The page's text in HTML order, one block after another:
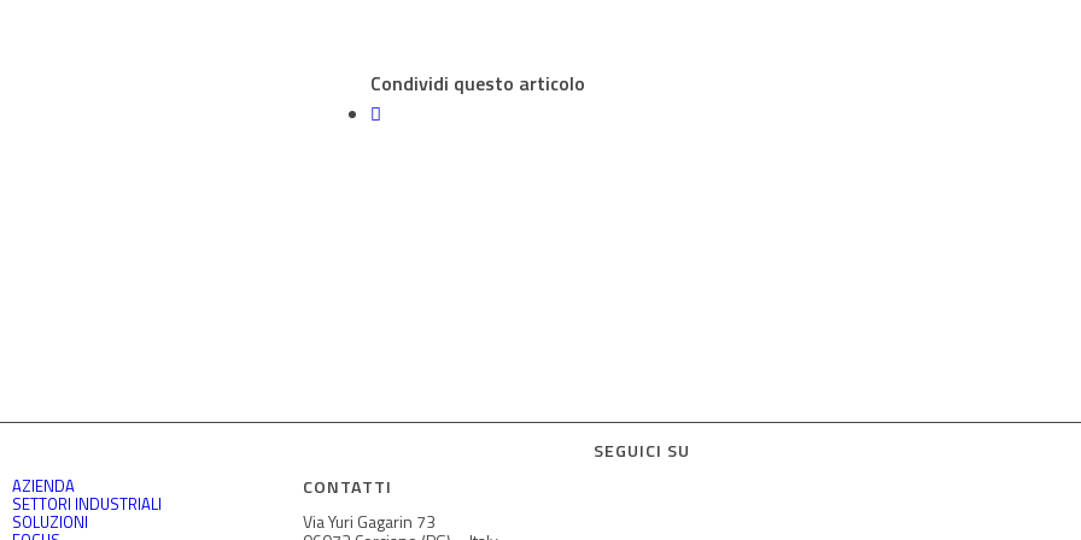
Condividi questo articolo
AZIENDA
SETTORI INDUSTRIALI
SOLUZIONI
CONTATTI
Via Yuri Gagarin 73
SEGUICI SU